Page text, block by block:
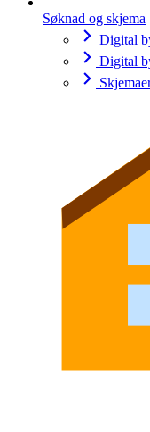
Søknad og skjema
Digital
Digital